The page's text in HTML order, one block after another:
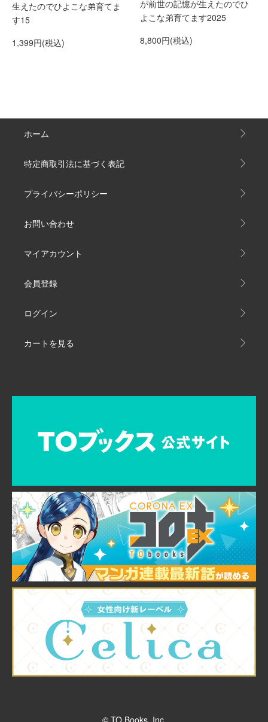
生えたのでひよこな弟育てま
す15
1,399円(税込)
が前世の記憶が生えたのでひ
よこな弟育てます2025
8,800円(税込)
ホーム
特定商取引法に基づく表記
プライバシーポリシー
お問い合わせ
マイアカウント
会員登録
ログイン
カートを見る